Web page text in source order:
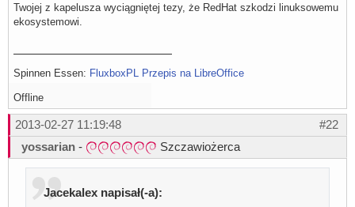
Twojej z kapelusza wyciągniętej tezy, że RedHat szkodzi linuksowemu
ekosystemowi.
Spinnen Essen: FluxboxPL Przepis na LibreOffice
Offline
#22
2013-02-27 11:19:48
yossarian - Szczawiożerca
Jacekalex napisał(-a):